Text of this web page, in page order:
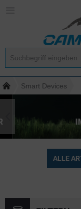
Smart Devices
ALLE